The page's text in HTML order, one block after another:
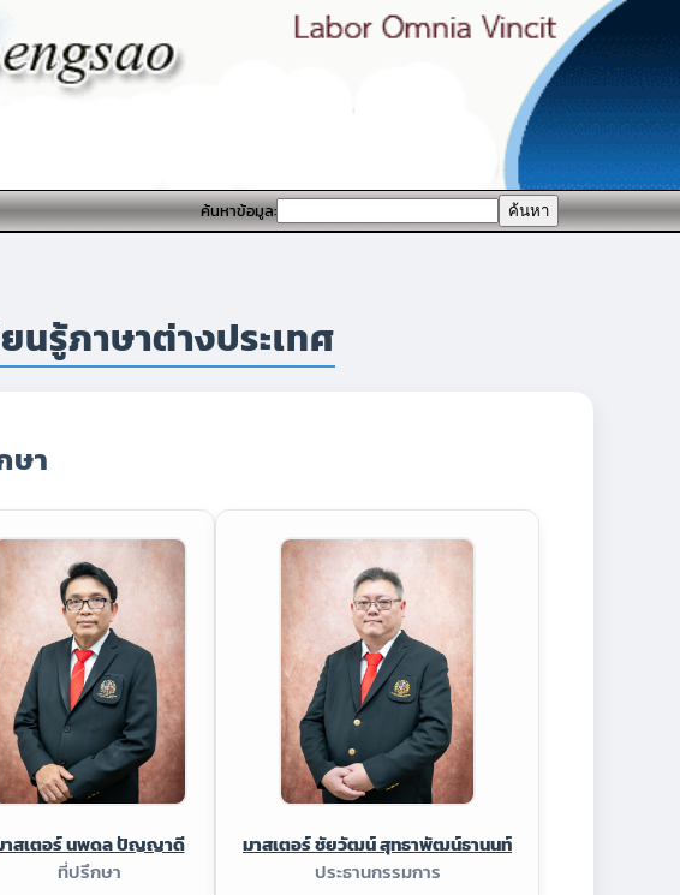
ค้นหาข้อมูล:
นรู้ภาษาต่างประเทศ
ษา
าสเตอร์ นพดล ปัญญาดี
ที่ปรึกษา
มาสเตอร์ ชัยวัฒน์ สุทธาพัฒน์ธานนท์
ประธานกรรมการ